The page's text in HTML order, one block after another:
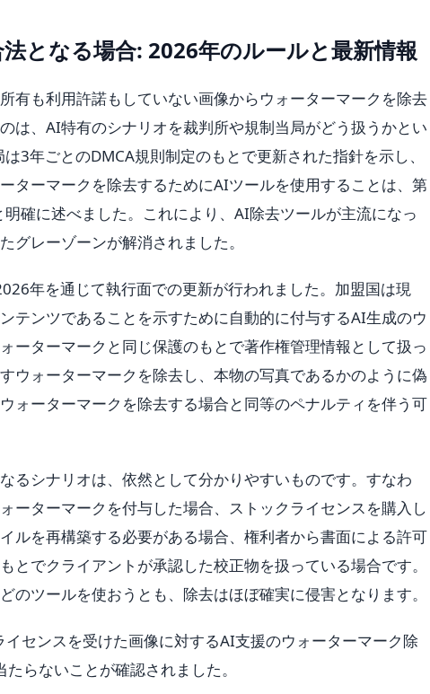
となる場合: 2026年のルールと最新情報
有も利用許諾もしていない画像からウォーターマークを除去
は、AI特有のシナリオを裁判所や規制当局がどう扱うかとい
3年ごとのDMCA規則制定のもとで更新された指針を示し、
ターマークを除去するためにAIツールを使用することは、第
確に述べました。これにより、AI除去ツールが主流になっ
グレーゾーンが解消されました。
年を通じて執行面での更新が行われました。加盟国は現
テンツであることを示すために自動的に付与するAI生成のウ
ーターマークと同じ保護のもとで著作権管理情報として扱っ
ウォーターマークを除去し、本物の写真であるかのように偽
ォーターマークを除去する場合と同等のペナルティを伴う可
るシナリオは、依然として分かりやすいものです。すなわ
ーターマークを付与した場合、ストックライセンスを購入し
ルを再構築する必要がある場合、権利者から書面による許可
とでクライアントが承認した校正物を扱っている場合です。
のツールを使おうとも、除去はほぼ確実に侵害となります。
センスを受けた画像に対するAI支援のウォーターマーク除
らないことが確認されました。